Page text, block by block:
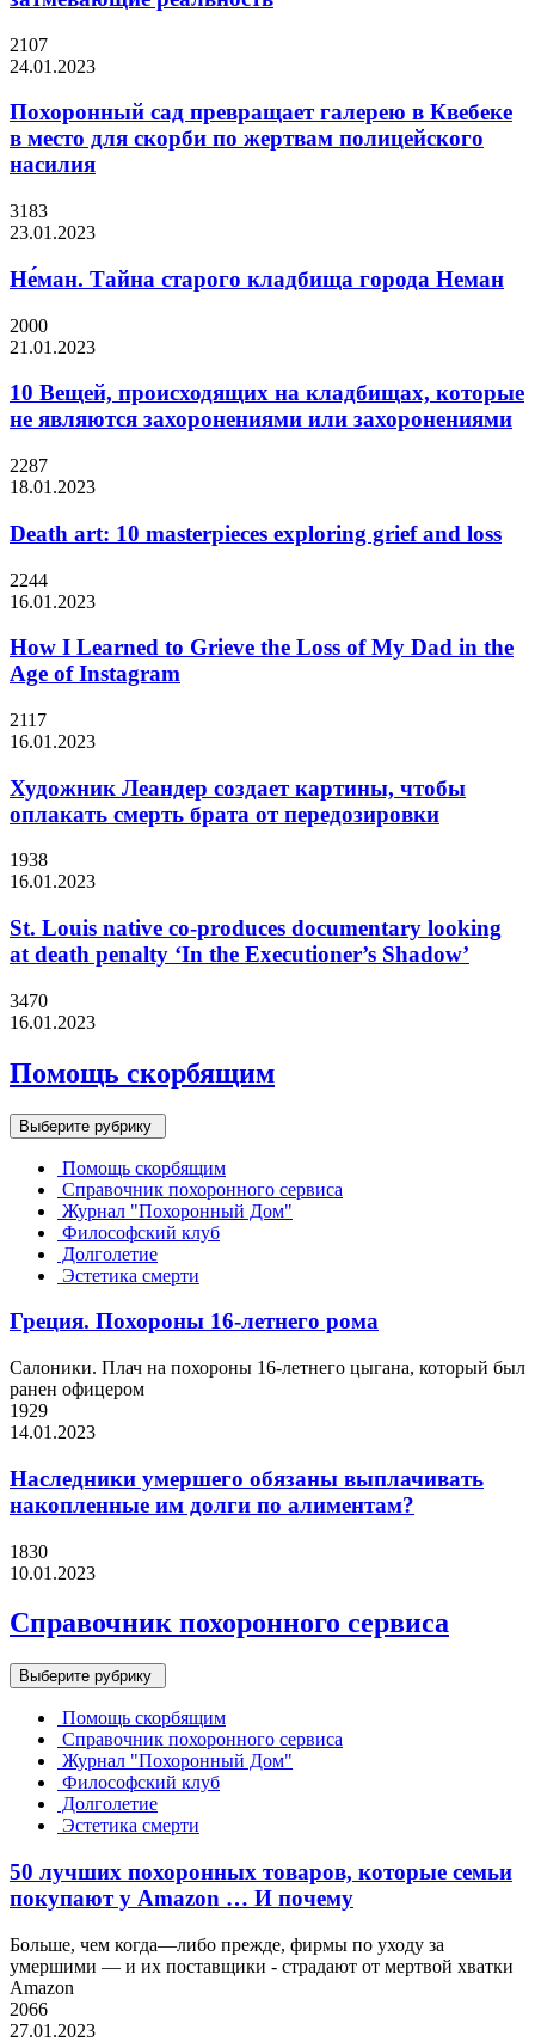
2107
24.01.2023
Похоронный сад превращает галерею в Квебеке
в место для скорби по жертвам полицейского
насилия
3183
23.01.2023
Не́ман. Тайна старого кладбища города Неман
2000
21.01.2023
10 Вещей, происходящих на кладбищах, которые
не являются захоронениями или захоронениями
2287
18.01.2023
Death art: 10 masterpieces exploring grief and loss
2244
16.01.2023
How I Learned to Grieve the Loss of My Dad in the
Age of Instagram
2117
16.01.2023
Художник Леандер создает картины, чтобы
оплакать смерть брата от передозировки
1938
16.01.2023
St. Louis native co-produces documentary looking
at death penalty ‘In the Executioner’s Shadow’
3470
16.01.2023
Помощь скорбящим
Выберите рубрику
Помощь скорбящим
Справочник похоронного сервиса
Журнал "Похоронный Дом"
Философский клуб
Долголетие
Эстетика смерти
Греция. Похороны 16-летнего рома
Салоники. Плач на похороны 16-летнего цыгана, который был
ранен офицером
1929
14.01.2023
Наследники умершего обязаны выплачивать
накопленные им долги по алиментам?
1830
10.01.2023
Справочник похоронного сервиса
Выберите рубрику
Помощь скорбящим
Справочник похоронного сервиса
Журнал "Похоронный Дом"
Философский клуб
Долголетие
Эстетика смерти
50 лучших похоронных товаров, которые семьи
покупают у Amazon … И почему
Больше, чем когда—либо прежде, фирмы по уходу за
умершими — и их поставщики - страдают от мертвой хватки
Amazon
2066
27.01.2023